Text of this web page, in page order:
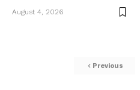
August 4, 2026
Previous